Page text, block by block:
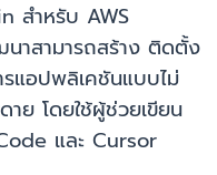
สำหรับ AWS
าสามารถสร้าง ติดตั้ง
แอปพลิเคชันแบบไม่
าย โดยใช้ผู้ช่วยเขียน
และ Cursor